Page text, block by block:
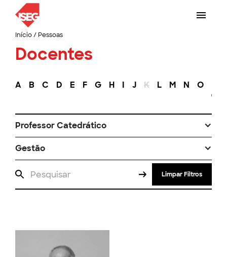
Início/ Pessoas
Docentes
A B C D E F G H I J K L M N O
Professor Catedrático
Gestão
Limpar Filtros